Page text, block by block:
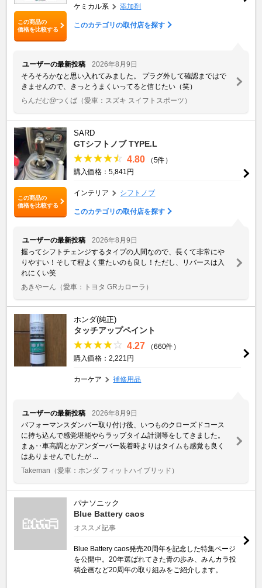
この商品の
価格を比較する
ケミカル系 添加剤
このカテゴリの取付店を探す
ユーザーの最新投稿
2026年8月9日
そろそろかなと思い入れてみました。 プラグ外して確認まではで
きませんので、きっとうまくいってると信じたい（笑）
らんだむ@つくば （愛車：スズキ スイフトスポーツ）
この商品の
価格を比較する
SARD
GTシフトノブ TYPE.L
4.80
（5件）
購入価格：5,841円
インテリア シフトノブ
このカテゴリの取付店を探す
ユーザーの最新投稿
2026年8月9日
握ってシフトチェンジするタイプの人間なので、長くて非常にや
りやすい！そして程よく重たいのも良し！ただし、リバースは入
れにくい笑
あきやーん （愛車：トヨタ GRカローラ）
ホンダ(純正)
タッチアップペイント
4.27
（660件）
購入価格：2,221円
カーケア 補修用品
ユーザーの最新投稿
2026年8月9日
パフォーマンスダンパー取り付け後、いつものクローズドコース
に持ち込んで感覚堪能やらラップタイム計測等をしてきました。
まぁ‥車高調とかアンダーバー装着時よりはタイムも感覚も良く
はありませんでしたが ...
Takeman （愛車：ホンダ フィットハイブリッド）
パナソニック
Blue Battery caos
オススメ記事
Blue Battery caos発売20周年を記念した特集ページ
を公開中。20年選ばれてきた青の歩み、みんカラ投
稿企画など20周年の取り組みをご紹介します。